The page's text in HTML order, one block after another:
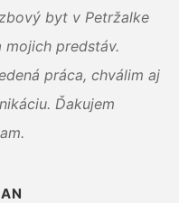
byt v Petržalke
predstáv.
práca, chválim aj
Ďakujem